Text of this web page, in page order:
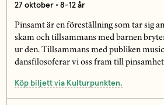
27 oktober • 8-12 år
Pinsamt är en föreställning som tar sig
skam och tillsammans med barnen
ur den. Tillsammans med publiken
dansfilosoferar vi oss fram till
Köp biljett via Kulturpunkten.